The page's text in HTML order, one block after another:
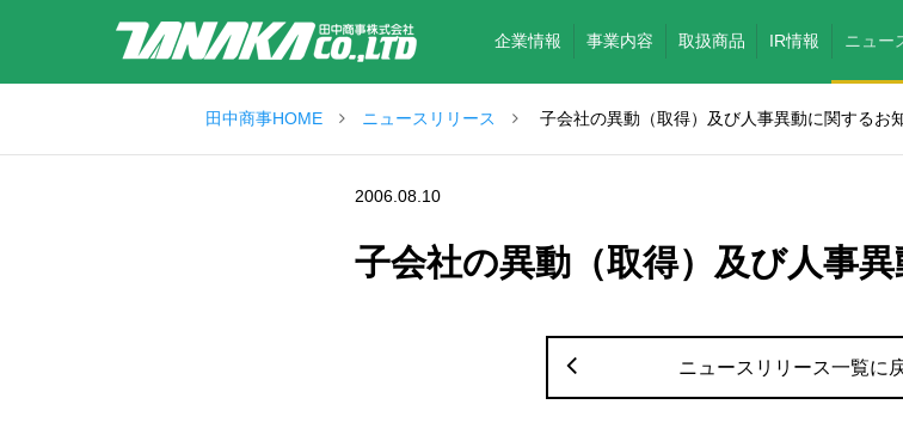
企業情報 事業内容 取扱商品 IR情報 ニュー
田中商事HOME ニュースリリース 子会社の異動（取得）及び人事異動に関するお
2006.08.10
子会社の異動（取得）及び人事
ニュースリリース一覧に